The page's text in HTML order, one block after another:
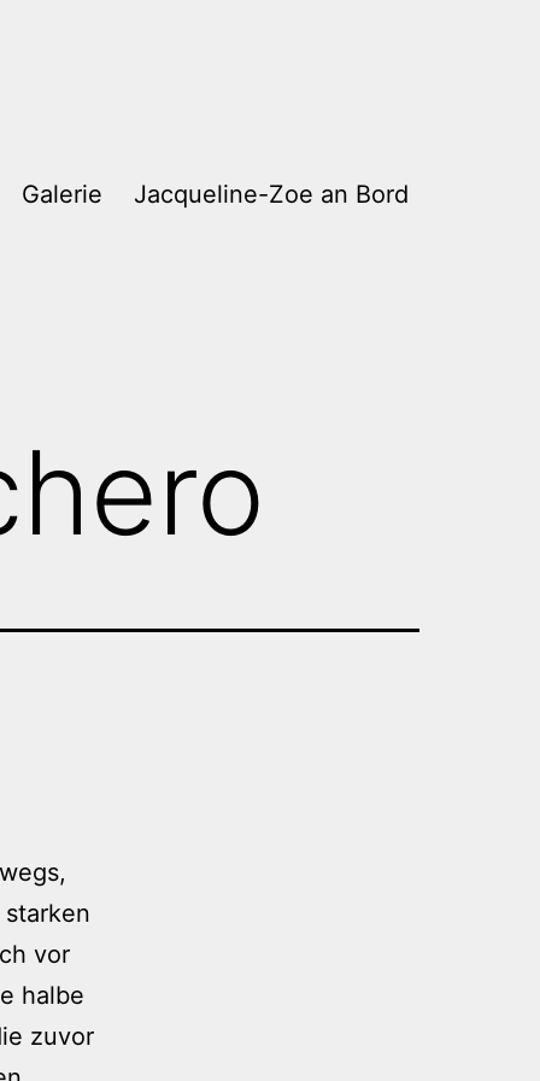
Galerie Jacqueline-Zoe an Bord
vor
halbe
zuvor